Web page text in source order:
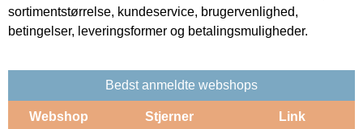
sortimentstørrelse, kundeservice, brugervenlighed,
betingelser, leveringsformer og betalingsmuligheder.
Bedst anmeldte webshops
Webshop Stjerner Link